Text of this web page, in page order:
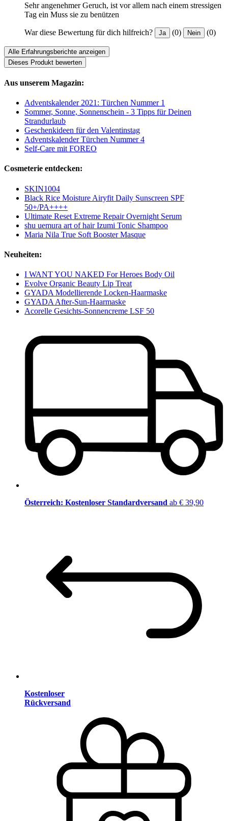
Sehr angenehmer Geruch, ist vor allem nach einem stressigen
Tag ein Muss sie zu benützen
War diese Bewertung für dich hilfreich? Ja (0) Nein (0)
Alle Erfahrungsberichte anzeigen
Dieses Produkt bewerten
Aus unserem Magazin:
Adventskalender 2021: Türchen Nummer 1
Sommer, Sonne, Sonnenschein - 3 Tipps für Deinen
Strandurlaub
Geschenkideen für den Valentinstag
Adventskalender Türchen Nummer 4
Self-Care mit FOREO
Cosmeterie entdecken:
SKIN1004
Black Rice Moisture Airyfit Daily Sunscreen SPF
50+/PA++++
Ultimate Reset Extreme Repair Overnight Serum
shu uemura art of hair Izumi Tonic Shampoo
Maria Nila True Soft Booster Masque
Neuheiten:
I WANT YOU NAKED For Heroes Body Oil
Evolve Organic Beauty Lip Treat
GYADA Modellierende Locken-Haarmaske
GYADA After-Sun-Haarmaske
Acorelle Gesichts-Sonnencreme LSF 50
Österreich: Kostenloser Standardversand ab € 39,90
Kostenloser
Rückversand